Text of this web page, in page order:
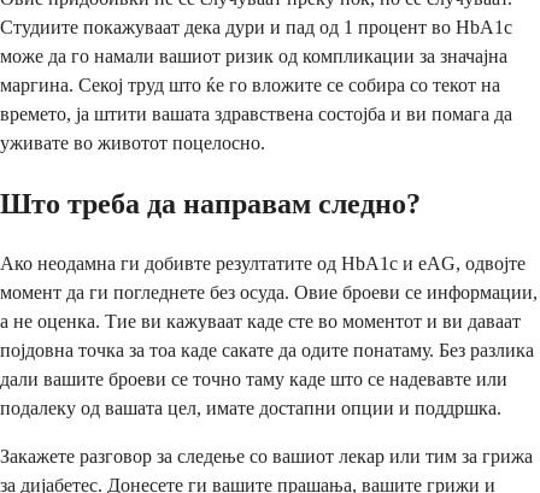
Студиите покажуваат дека дури и пад од 1 процент во HbA1c
може да го намали вашиот ризик од компликации за значајна
маргина. Секој труд што ќе го вложите се собира со текот на
времето, ја штити вашата здравствена состојба и ви помага да
уживате во животот поцелосно.
Што треба да направам следно?
Ако неодамна ги добивте резултатите од HbA1c и eAG, одвојте
момент да ги погледнете без осуда. Овие броеви се информации,
а не оценка. Тие ви кажуваат каде сте во моментот и ви даваат
појдовна точка за тоа каде сакате да одите понатаму. Без разлика
дали вашите броеви се точно таму каде што се надевавте или
подалеку од вашата цел, имате достапни опции и поддршка.
Закажете разговор за следење со вашиот лекар или тим за грижа
за дијабетес. Донесете ги вашите прашања, вашите грижи и